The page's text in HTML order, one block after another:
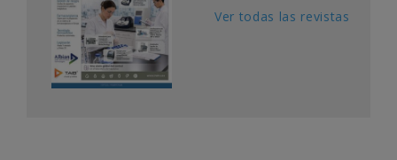
Ver todas las revistas